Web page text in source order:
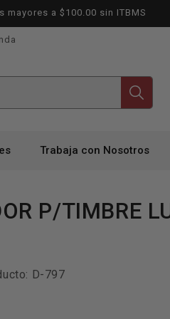
a $100.00 sin ITBMS
Trabaja con Nosotros
P/TIMBRE
SKU:
D-797